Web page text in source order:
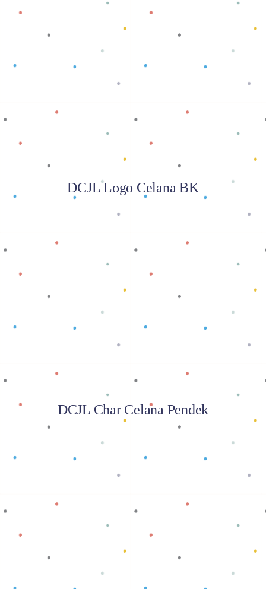
DCJL Logo Celana BK
Baca selengkapnya
DCJL Char Celana Pendek